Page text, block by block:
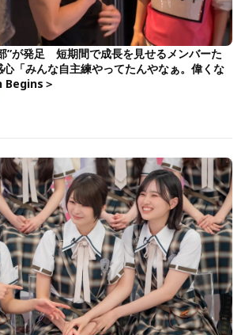
”が発足 短期間で成長を見せるメンバーた
「みんな自主練やってたんやなぁ。偉くな
Begins＞